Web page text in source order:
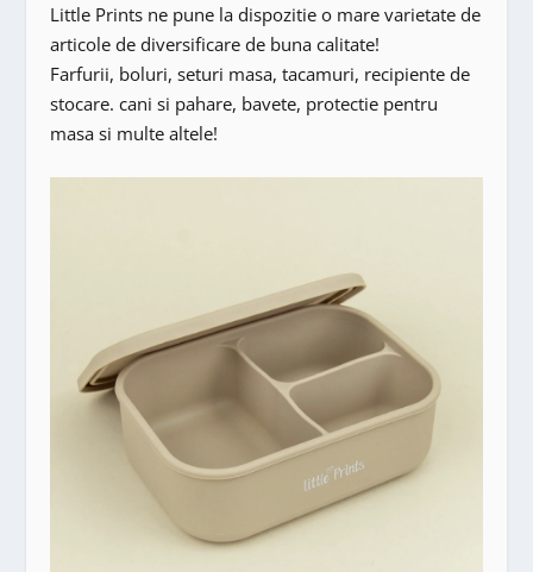
Little Prints ne pune la dispozitie o mare varietate de
articole de diversificare de buna calitate!
Farfurii, boluri, seturi masa, tacamuri, recipiente de
stocare. cani si pahare, bavete, protectie pentru
masa si multe altele!